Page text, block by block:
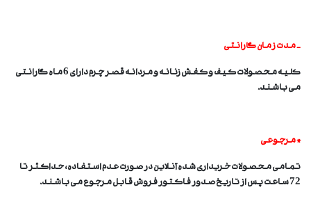
- مدت زمان گارانتی
کلیه محصولات کیف و کفش زنانه و مردانه قصر چرم دارای 6 ماه گارانتی
می باشند.
* مرجوعی
تمامی محصولات خریداری شده آنلاین در صورت عدم استفاده، حداکثر تا
72 ساعت پس از تاریخ صدور فاکتور فروش قابل مرجوع می باشند.